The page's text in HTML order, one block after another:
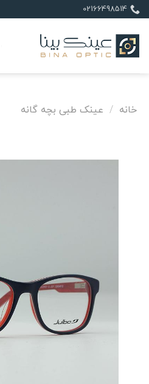
Skip
to
content
02166498514
خانه / عینک طبی بچه گانه